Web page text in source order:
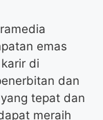
emas
di
dan
tepat dan
meraih